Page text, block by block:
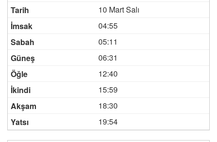
10 Mart Salı
04:55
05:11
06:31
12:40
15:59
18:30
19:54